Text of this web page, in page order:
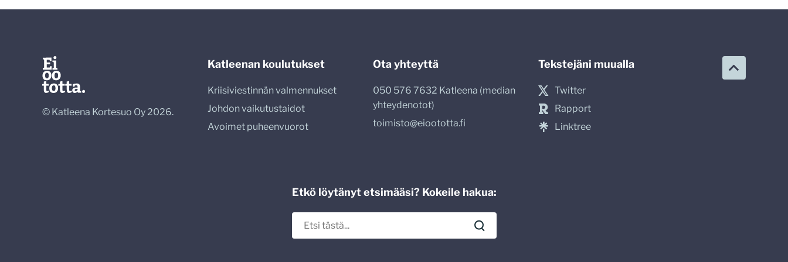
© Katleena Kortesuo Oy 2026.
Katleenan koulutukset
Kriisiviestinnän valmennukset
Johdon vaikutustaidot
Avoimet puheenvuorot
Ota yhteyttä
050 576 7632 Katleena (median
yhteydenotot)
toimisto@eioototta.fi
Tekstejäni muualla
Twitter
Rapport
Linktree
Etkö löytänyt etsimääsi? Kokeile hakua: